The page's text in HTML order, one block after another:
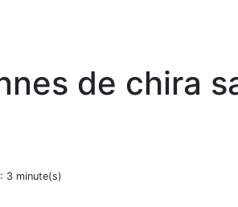
de chira
3 minute(s)